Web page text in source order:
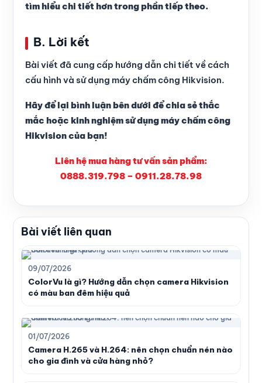
tìm hiểu chi tiết hơn trong phần tiếp theo.
B. Lời kết
Bài viết đã cung cấp hướng dẫn chi tiết về cách
cấu hình và sử dụng máy chấm công Hikvision.
Hãy để lại bình luận bên dưới để chia sẻ thắc
mắc hoặc kinh nghiệm sử dụng máy chấm công
Hikvision của bạn!
Liên hệ mua hàng tư vấn sản phẩm:
0888.319.798 – 0911.28.78.98
Bài viết liên quan
09/07/2026
ColorVu là gì? Hướng dẫn chọn camera Hikvision
có màu ban đêm hiệu quả
01/07/2026
Camera H.265 và H.264: nên chọn chuẩn nén nào
cho gia đình và cửa hàng nhỏ?